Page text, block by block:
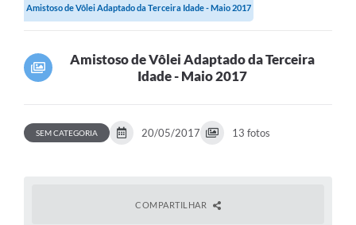
Amistoso de Vôlei Adaptado da Terceira Idade - Maio 2017
Amistoso de Vôlei Adaptado da Terceira
Idade - Maio 2017
SEM CATEGORIA 20/05/2017 13 fotos
COMPARTILHAR